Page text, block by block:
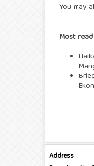
You may
Most
Address